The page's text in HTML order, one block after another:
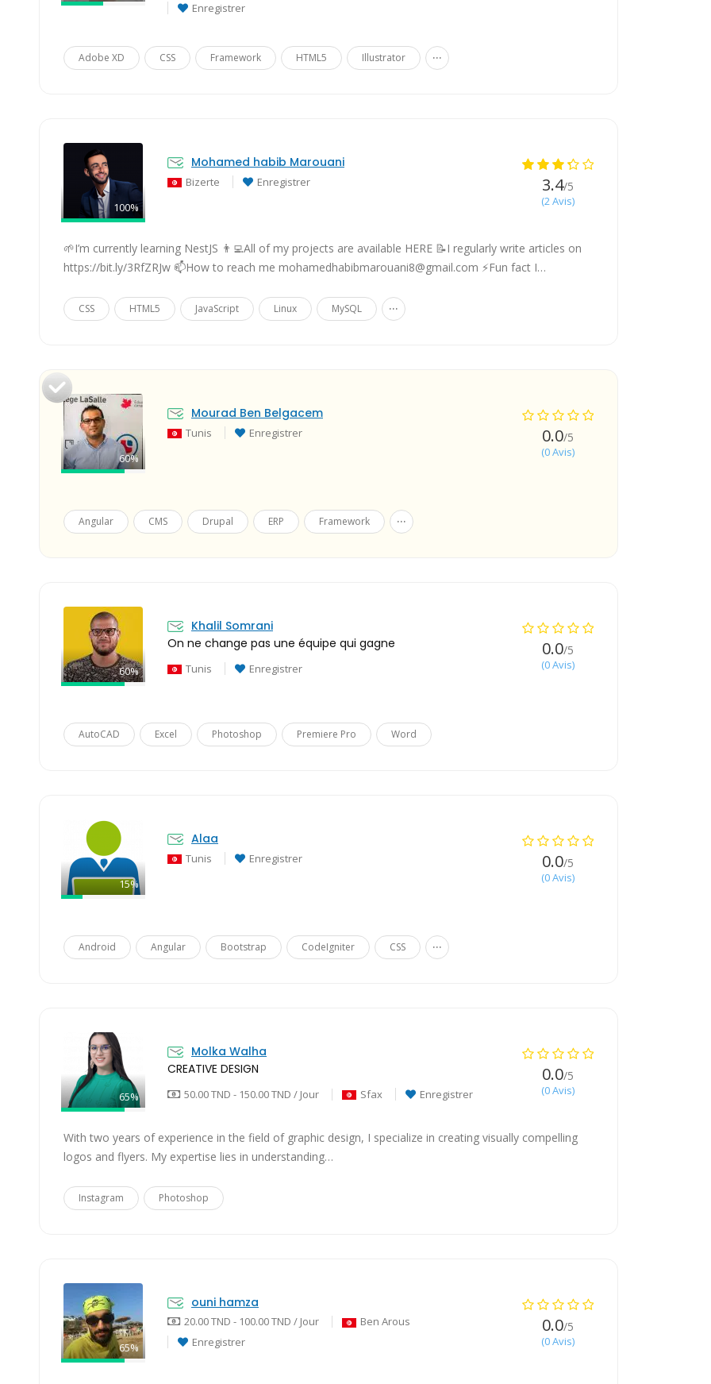
Enregistrer
Adobe XD CSS Framework HTML5 Illustrator ...
100%
Mohamed habib Marouani
Bizerte Enregistrer 3.4/5
(2 Avis)
🌱I’m currently learning NestJS 👨‍💻All of my projects are available HERE 📝I regularly write articles on
https://bit.ly/3RfZRJw 📫How to reach me mohamedhabibmarouani8@gmail.com ⚡Fun fact I…
CSS HTML5 JavaScript Linux MySQL ...
60%
Mourad Ben Belgacem
Tunis Enregistrer 0.0/5
(0 Avis)
Angular CMS Drupal ERP Framework ...
60%
Khalil Somrani
On ne change pas une équipe qui gagne
Tunis Enregistrer
0.0/5
(0 Avis)
AutoCAD Excel Photoshop Premiere Pro Word
15%
Alaa
Tunis Enregistrer 0.0/5
(0 Avis)
Android Angular Bootstrap CodeIgniter CSS ...
65%
Molka Walha
CREATIVE DESIGN
50.00 TND - 150.00 TND / Jour Sfax Enregistrer
0.0/5
(0 Avis)
With two years of experience in the field of graphic design, I specialize in creating visually compelling
logos and flyers. My expertise lies in understanding…
Instagram Photoshop
65%
ouni hamza
20.00 TND - 100.00 TND / Jour
Ben Arous
Enregistrer
0.0/5
(0 Avis)